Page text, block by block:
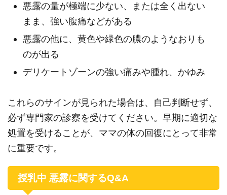
悪露の量が極端に少ない、または全く出ない
まま、強い腹痛などがある
悪露の他に、黄色や緑色の膿のようなおりも
のが出る
デリケートゾーンの強い痛みや腫れ、かゆみ
これらのサインが見られた場合は、自己判断せず、
必ず専門家の診察を受けてください。早期に適切な
処置を受けることが、ママの体の回復にとって非常
に重要です。
授乳中 悪露に関するQ&A